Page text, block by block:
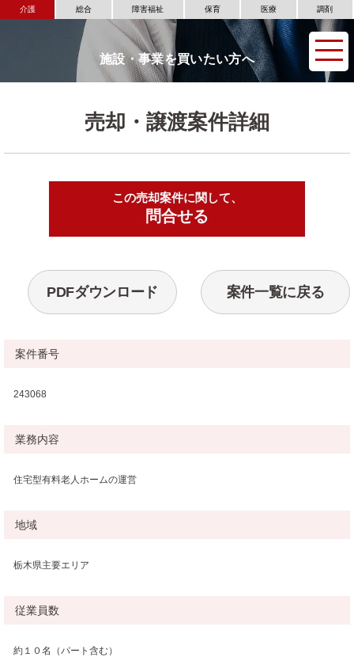
介護 総合 障害福祉 保育 医療 調剤
施設・事業を買いたい方へ
売却・譲渡案件詳細
この売却案件に関して、
問合せる
PDFダウンロード 案件一覧に戻る
案件番号
243068
業務内容
住宅型有料老人ホームの運営
地域
栃木県主要エリア
従業員数
約１０名（パート含む）